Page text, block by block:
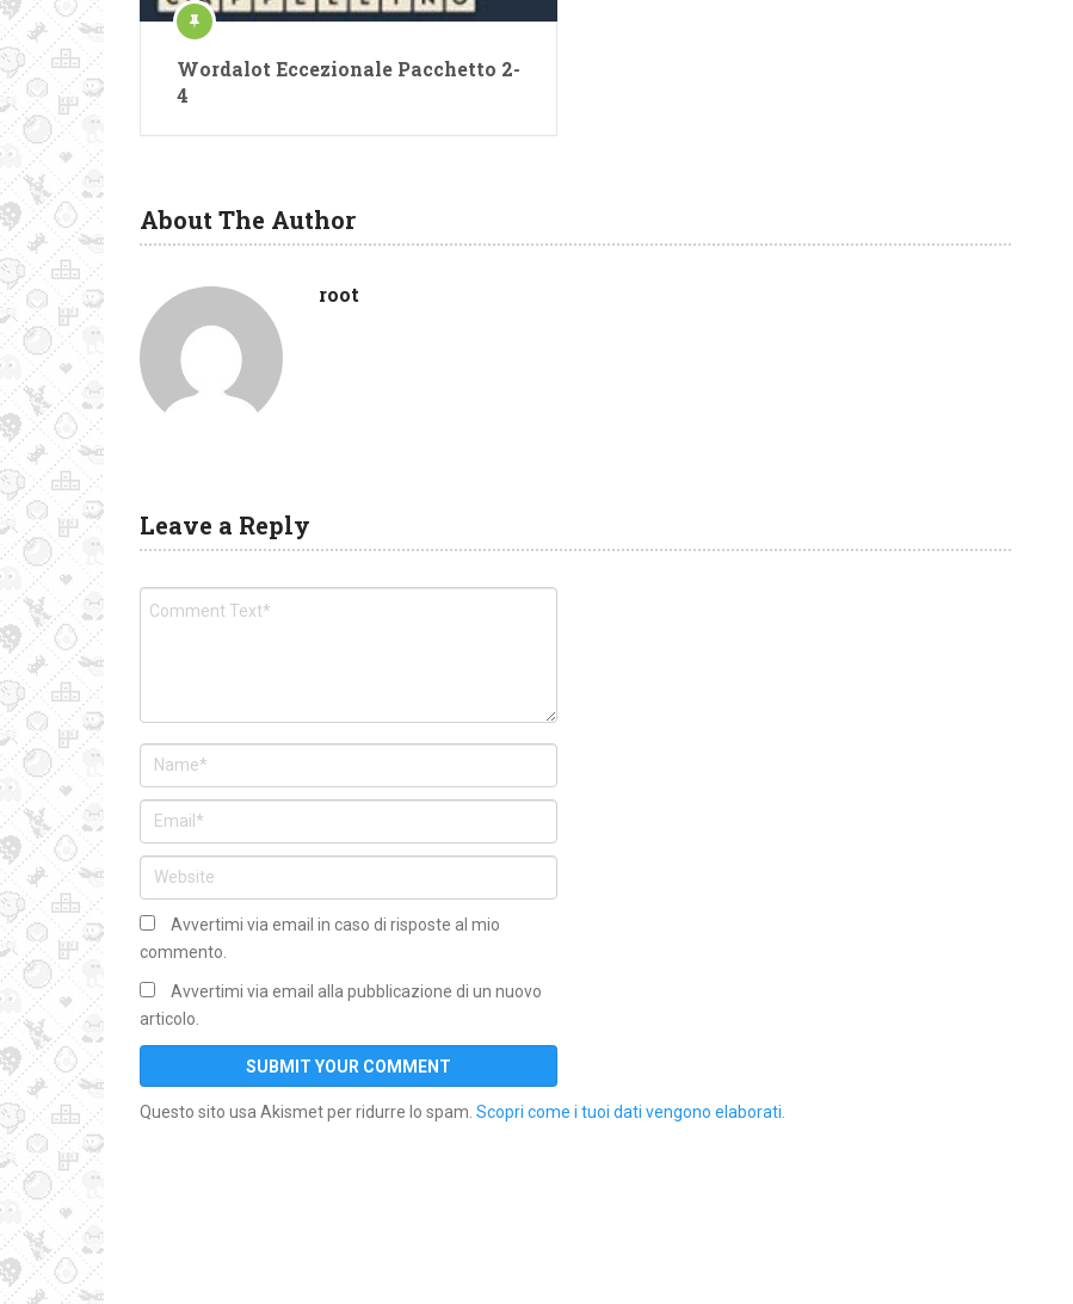
Wordalot Eccezionale Pacchetto 2-
4
About The Author
root
Leave a Reply
Avvertimi via email in caso di risposte al mio
commento.
Avvertimi via email alla pubblicazione di un nuovo
articolo.
Questo sito usa Akismet per ridurre lo spam. Scopri come i tuoi dati vengono elaborati